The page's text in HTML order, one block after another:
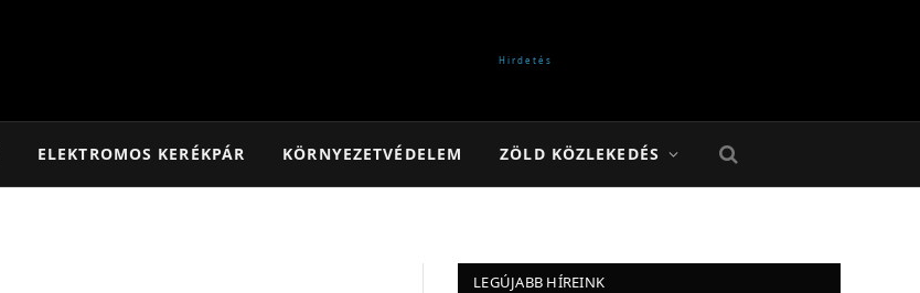
ELEKTROMOS KERÉKPÁR KÖRNYEZETVÉDELEM ZÖLD KÖZLEKEDÉS
LEGÚJABB HÍREINK